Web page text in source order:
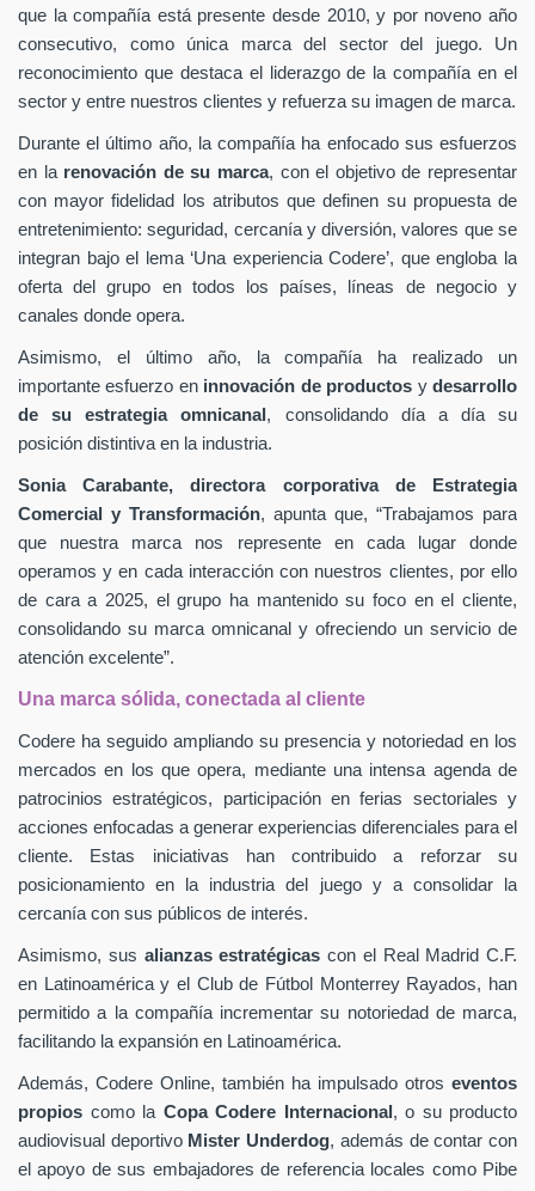
que la compañía está presente desde 2010, y por noveno año
consecutivo, como única marca del sector del juego. Un
reconocimiento que destaca el liderazgo de la compañía en el
sector y entre nuestros clientes y refuerza su imagen de marca.
Durante el último año, la compañía ha enfocado sus esfuerzos
en la renovación de su marca, con el objetivo de representar
con mayor fidelidad los atributos que definen su propuesta de
entretenimiento: seguridad, cercanía y diversión, valores que se
integran bajo el lema ‘Una experiencia Codere’, que engloba la
oferta del grupo en todos los países, líneas de negocio y
canales donde opera.
Asimismo, el último año, la compañía ha realizado un
importante esfuerzo en innovación de productos ydesarrollo
de su estrategia omnicanal , consolidando día a día su
posición distintiva en la industria.
Sonia Carabante, directora corporativa de Estrategia
Comercial y Transformación, apunta que, “Trabajamos para
que nuestra marca nos represente en cada lugar donde
operamos y en cada interacción con nuestros clientes, por ello
de cara a 2025, el grupo ha mantenido su foco en el cliente,
consolidando su marca omnicanal y ofreciendo un servicio de
atención excelente”.
Una marca sólida, conectada al cliente
Codere ha seguido ampliando su presencia y notoriedad en los
mercados en los que opera, mediante una intensa agenda de
patrocinios estratégicos, participación en ferias sectoriales y
acciones enfocadas a generar experiencias diferenciales para el
cliente. Estas iniciativas han contribuido a reforzar su
posicionamiento en la industria del juego y a consolidar la
cercanía con sus públicos de interés.
Asimismo, sus alianzas estratégicas con el Real Madrid C.F.
en Latinoamérica y el Club de Fútbol Monterrey Rayados, han
permitido a la compañía incrementar su notoriedad de marca,
facilitando la expansión en Latinoamérica.
Además, Codere Online, también ha impulsado otros eventos
propios como la Copa Codere Internacional , o su producto
audiovisual deportivo Mister Underdog, además de contar con
el apoyo de sus embajadores de referencia locales como Pibe